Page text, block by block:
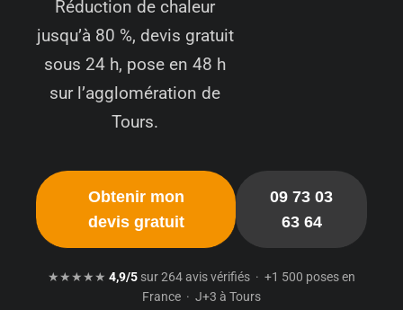
Réduction de chaleur
jusqu’à 80 %, devis gratuit
sous 24 h, pose en 48 h
sur l’agglomération de
Tours.
Obtenir mon
devis gratuit
09 73 03
63 64
★★★★★ 4,9/5 sur 264 avis vérifiés · +1 500 poses en
France · J+3 à Tours